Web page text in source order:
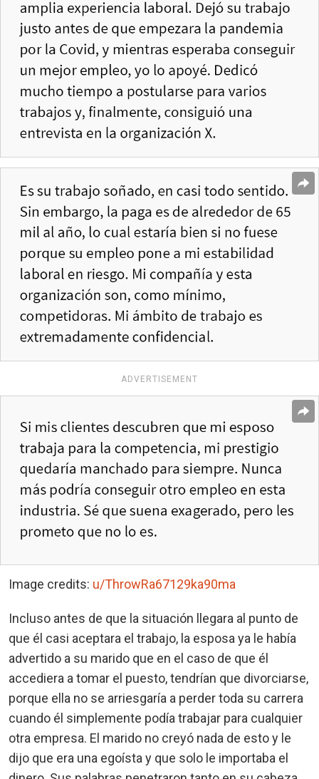
ADVERTISEMENT
Image credits: u/ThrowRa67129ka90ma
Incluso antes de que la situación llegara al punto de
que él casi aceptara el trabajo, la esposa ya le había
advertido a su marido que en el caso de que él
accediera a tomar el puesto, tendrían que divorciarse,
porque ella no se arriesgaría a perder toda su carrera
cuando él simplemente podía trabajar para cualquier
otra empresa. El marido no creyó nada de esto y le
dijo que era una egoísta y que solo le importaba el